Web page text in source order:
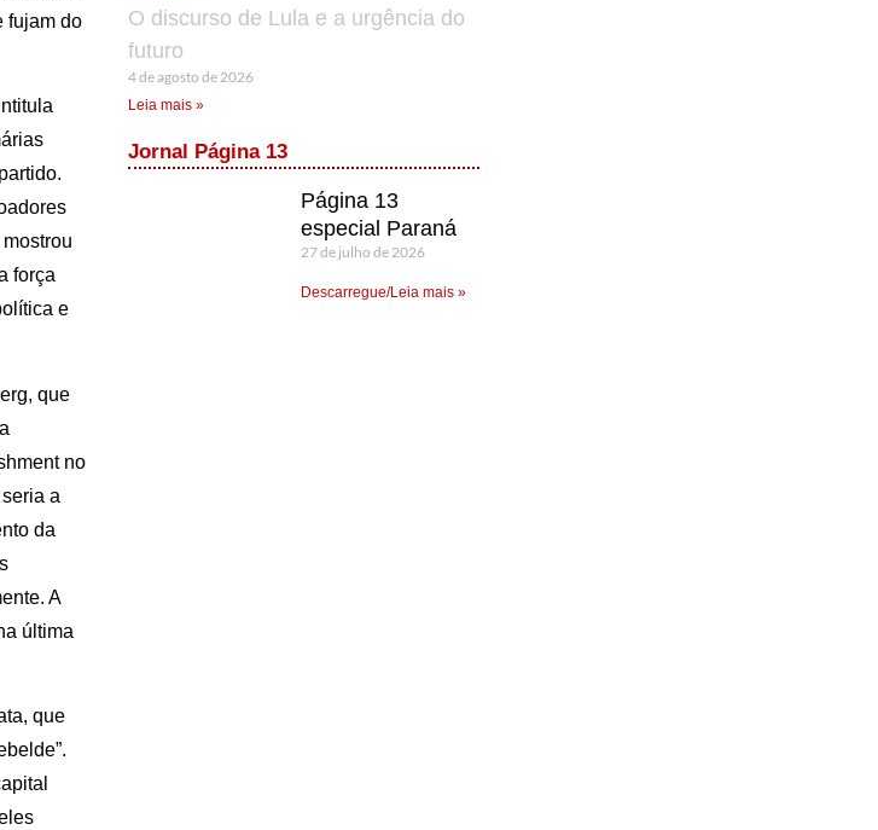
fujam do
força
e
que
no
a
da
A
última
que
O discurso de Lula e a urgência do
futuro
4 de agosto de 2026
Leia mais »
Jornal Página 13
Página 13
especial Paraná
27 de julho de 2026
Descarregue/Leia mais »